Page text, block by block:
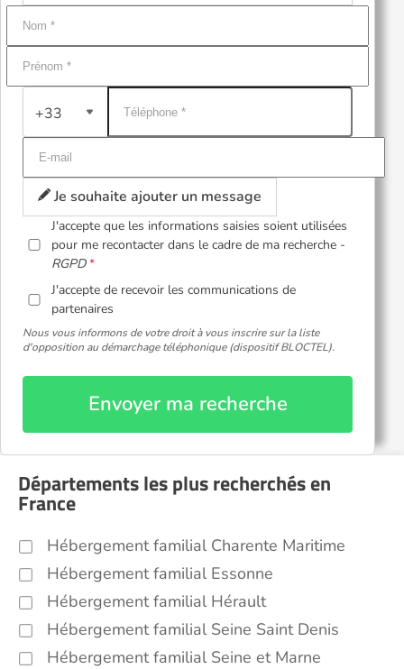
+33
Je souhaite ajouter un message
J'accepte que les informations saisies soient utilisées
pour me recontacter dans le cadre de ma recherche -
RGPD
J'accepte de recevoir les communications de
partenaires
Nous vous informons de votre droit à vous inscrire sur la liste
d'opposition au démarchage téléphonique (dispositif BLOCTEL).
Envoyer ma recherche
Départements les plus recherchés en
France
Hébergement familial Charente Maritime
Hébergement familial Essonne
Hébergement familial Hérault
Hébergement familial Seine Saint Denis
Hébergement familial Seine et Marne